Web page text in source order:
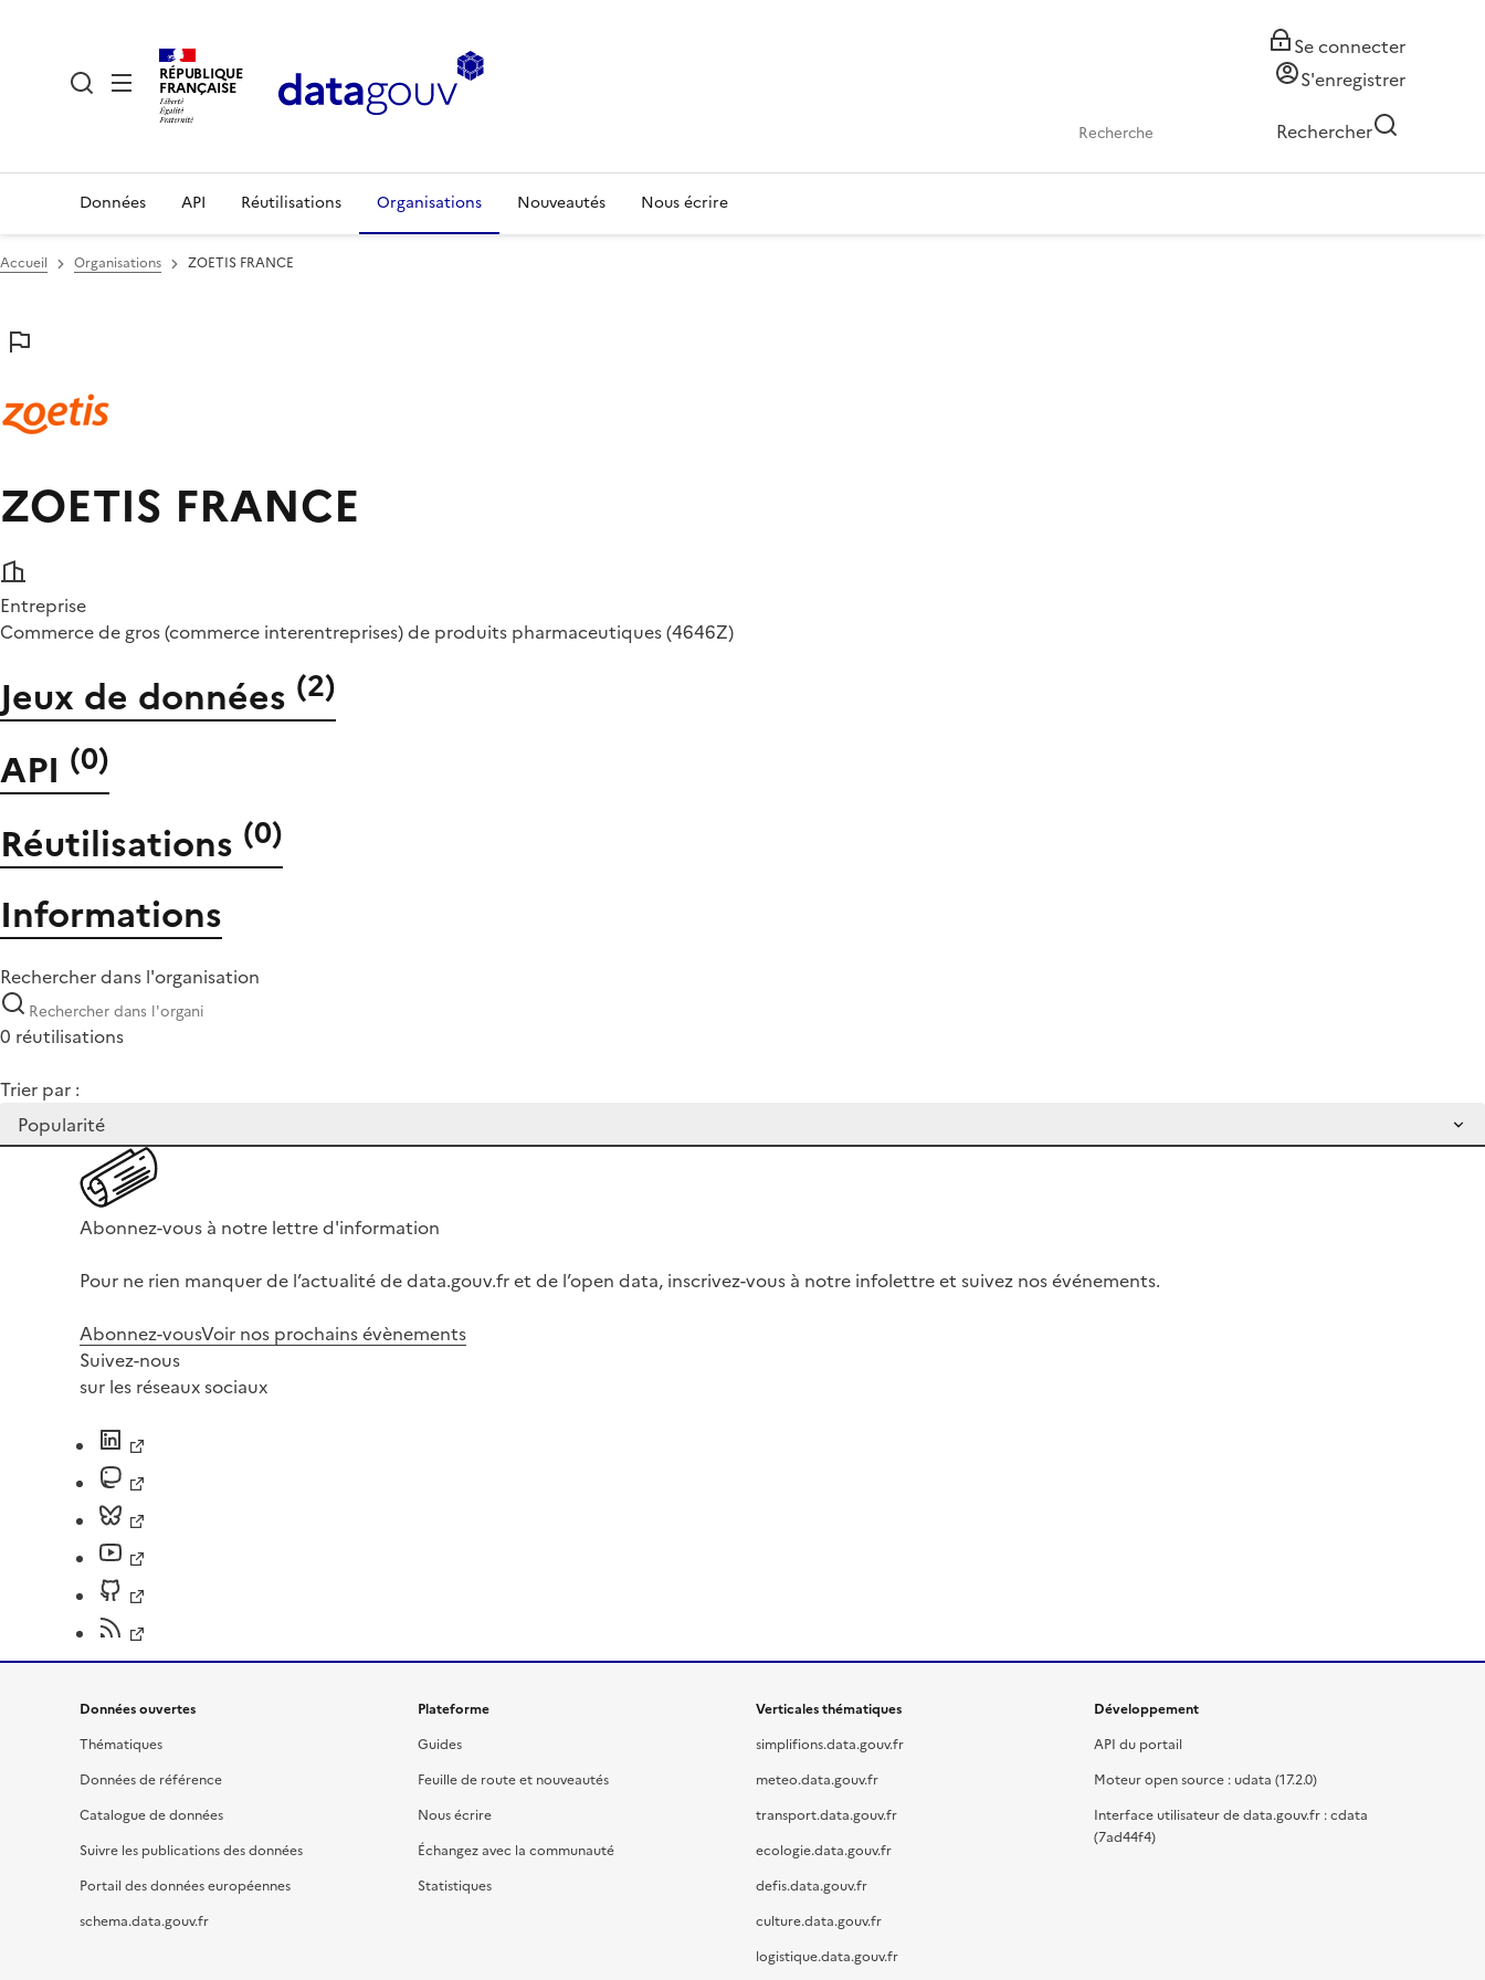
RÉPUBLIQUE
FRANÇAISE
Se connecter
S'enregistrer
Rechercher
Données API Réutilisations Organisations Nouveautés Nous écrire
Accueil Organisations ZOETIS FRANCE
ZOETIS FRANCE
Entreprise
Commerce de gros (commerce interentreprises) de produits pharmaceutiques (4646Z)
Jeux de données (2)
API (0)
Réutilisations (0)
Informations
Rechercher dans l'organisation
0 réutilisations
Trier par :
Abonnez-vous à notre lettre d'information
Pour ne rien manquer de l’actualité de data.gouv.fr et de l’open data, inscrivez-vous à notre infolettre et suivez nos événements.
Abonnez-vousVoir nos prochains évènements
Suivez-nous
sur les réseaux sociaux
Données ouvertes
Thématiques
Données de référence
Catalogue de données
Suivre les publications des données
Portail des données européennes
schema.data.gouv.fr
Plateforme
Guides
Feuille de route et nouveautés
Nous écrire
Échangez avec la communauté
Statistiques
Verticales thématiques
simplifions.data.gouv.fr
meteo.data.gouv.fr
transport.data.gouv.fr
ecologie.data.gouv.fr
defis.data.gouv.fr
culture.data.gouv.fr
logistique.data.gouv.fr
Développement
API du portail
Moteur open source : udata (17.2.0)
Interface utilisateur de data.gouv.fr : cdata
(7ad44f4)